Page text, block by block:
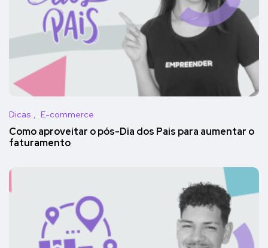
Dicas E-commerce
Como aproveitar o pós-Dia dos Pais para aumentar o
faturamento